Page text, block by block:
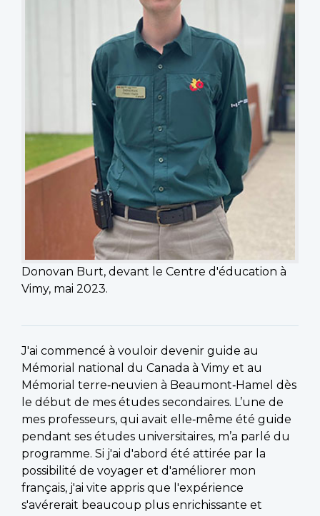
Donovan Burt, devant le Centre d'éducation à
Vimy, mai 2023.
J'ai commencé à vouloir devenir guide au
Mémorial national du Canada à Vimy et au
Mémorial terre‑neuvien à Beaumont‑Hamel dès
le début de mes études secondaires. L’une de
mes professeurs, qui avait elle‑même été guide
pendant ses études universitaires, m’a parlé du
programme. Si j'ai d'abord été attirée par la
possibilité de voyager et d'améliorer mon
français, j'ai vite appris que l'expérience
s'avérerait beaucoup plus enrichissante et